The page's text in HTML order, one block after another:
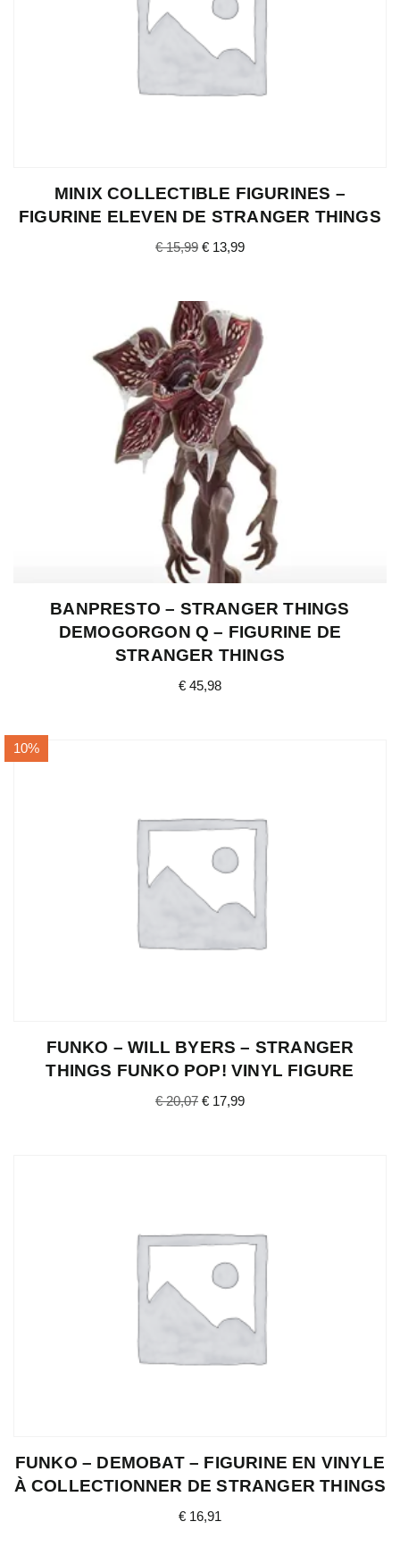
MINIX COLLECTIBLE FIGURINES –
FIGURINE ELEVEN DE STRANGER THINGS
€15,99 € 13,99
BANPRESTO – STRANGER THINGS
DEMOGORGON Q – FIGURINE DE
STRANGER THINGS
€ 45,98
10%
FUNKO – WILL BYERS – STRANGER
THINGS FUNKO POP! VINYL FIGURE
€20,07 € 17,99
FUNKO – DEMOBAT – FIGURINE EN VINYLE
À COLLECTIONNER DE STRANGER THINGS
€ 16,91